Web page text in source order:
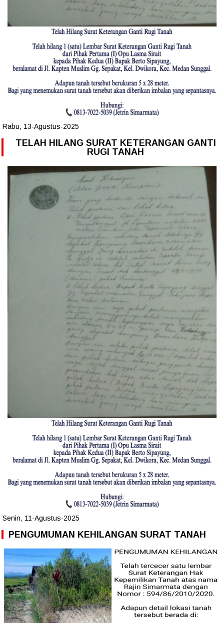
Rabu, 13-Agustus-2025
TELAH HILANG SURAT KETERANGAN GANTI
RUGI TANAH
Senin, 11-Agustus-2025
PENGUMUMAN KEHILANGAN SURAT TANAH